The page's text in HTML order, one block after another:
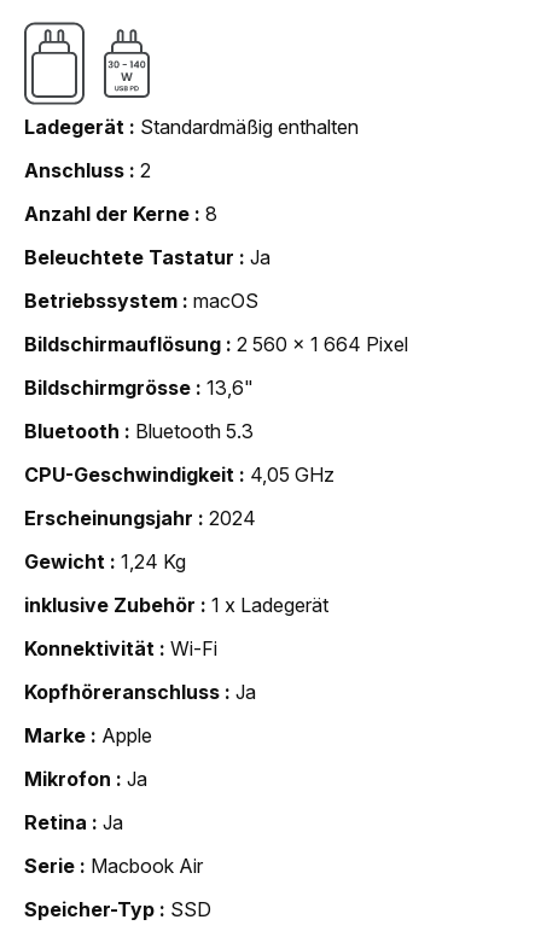
Ladegerät
Standardmäßig enthalten
Anschluss
2
Anzahl der Kerne
8
Beleuchtete Tastatur
Ja
Betriebssystem
macOS
Bildschirmauflösung
2 560 x 1 664 Pixel
Bildschirmgrösse
13,6"
Bluetooth
Bluetooth 5.3
CPU-Geschwindigkeit
4,05 GHz
Erscheinungsjahr
2024
Gewicht
1,24 Kg
inklusive Zubehör
1 x Ladegerät
Konnektivität
Wi-Fi
Kopfhöreranschluss
Ja
Marke
Apple
Mikrofon
Ja
Retina
Ja
Serie
Macbook Air
Speicher-Typ
SSD